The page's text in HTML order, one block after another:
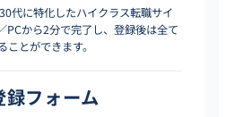
代に特化したハイクラス転職サイ
PCから2分で完了し、登録後は全て
とができます。
録フォーム